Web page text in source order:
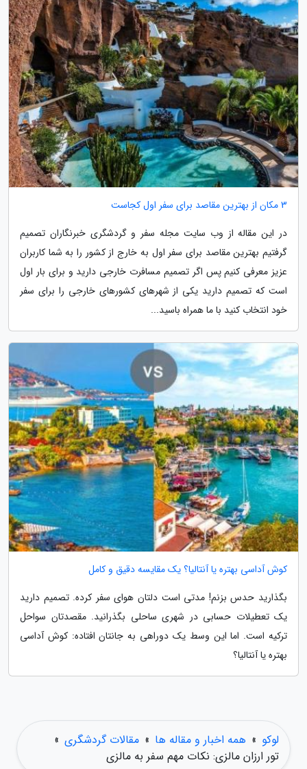
3 مکان از بهترین مقاصد برای سفر اول کجاست
در این مقاله از وب سایت مجله سفر و گردشگری خبرنگاران تصمیم
گرفتیم بهترین مقاصد برای سفر اول به خارج از کشور را به شما کاربران
عزیز معرفی کنیم پس اگر تصمیم مسافرت خارجی دارید و برای بار اول
است که تصمیم دارید یکی از شهرهای کشورهای خارجی را برای سفر
خود انتخاب کنید با ما همراه باسید...
کوش آداسی بهتره یا آنتالیا؟ یک مقایسه دقیق و کامل
بگذارید حدس بزنم! مدتی است دلتان هوای سفر کرده. تصمیم دارید
یک تعطیلات حسابی در شهری ساحلی بگذرانید. مقصدتان سواحل
ترکیه است. اما این وسط یک دوراهی به جانتان افتاده: کوش آداسی
بهتره یا آنتالیا؟
لوکو » همه اخبار و مقاله ها » مقالات گردشگری »
تور ارزان مالزی: نکات مهم سفر به مالزی